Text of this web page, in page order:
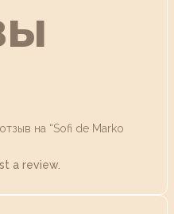
на “Sofi de Marko
a review.